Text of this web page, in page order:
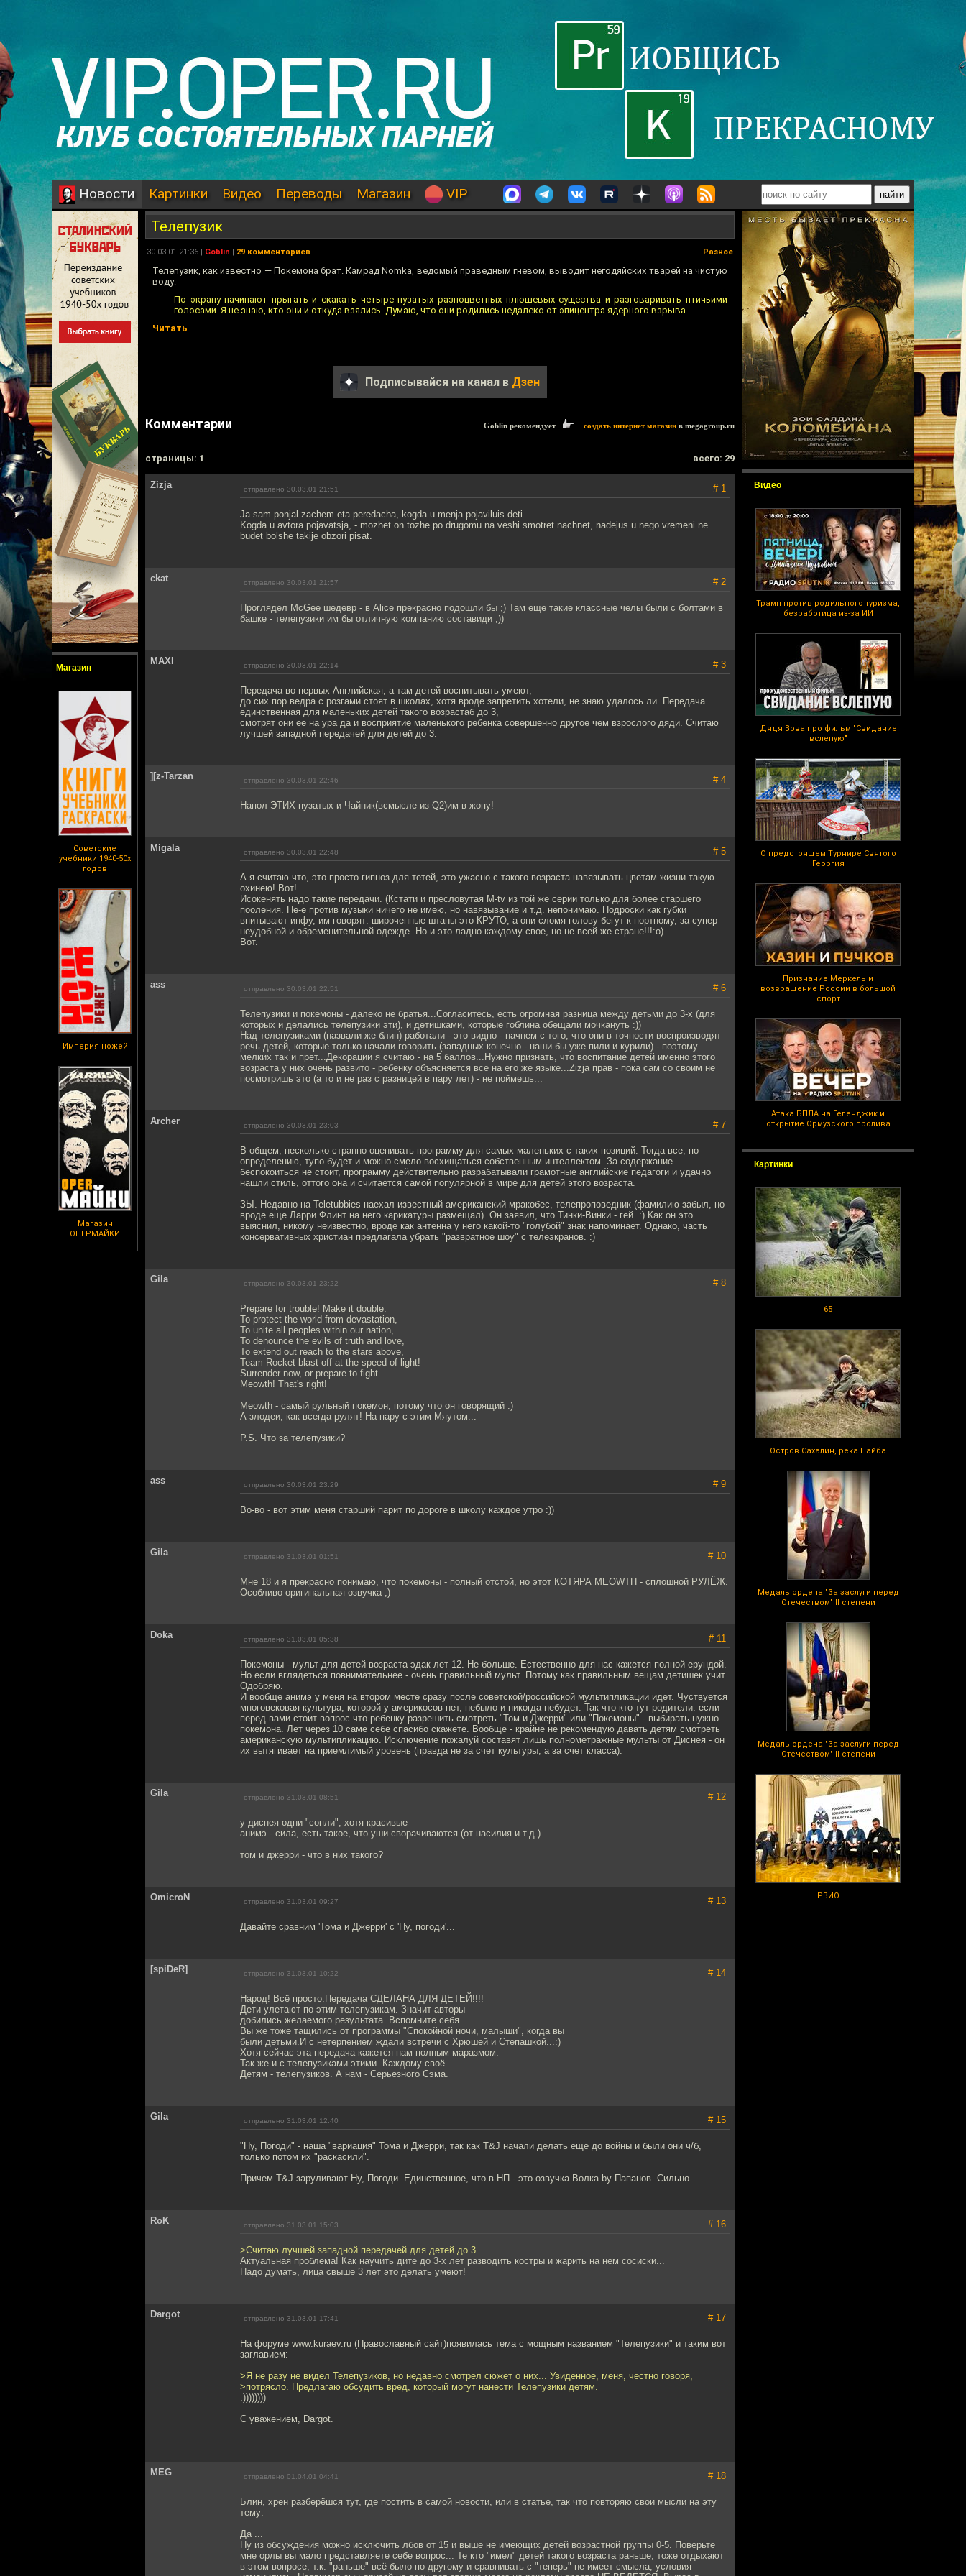
Новости Картинки Видео Переводы Магазин VIP
Магазин
Советские
учебники 1940-50х
годов
Империя ножей
Магазин
ОПЕРМАЙКИ
Видео
Трамп против родильного туризма,
безработица из-за ИИ
Дядя Вова про фильм "Свидание
вслепую"
О предстоящем Турнире Святого
Георгия
Признание Меркель и
возвращение России в большой
спорт
Атака БПЛА на Геленджик и
открытие Ормузского пролива
Картинки
65
Остров Сахалин, река Найба
Медаль ордена "За заслуги перед
Отечеством" II степени
Медаль ордена "За заслуги перед
Отечеством" II степени
РВИО
Телепузик
30.03.01 21:36 | Goblin | 29 комментариев Разное
Телепузик, как известно — Покемона брат. Камрад Nomka, ведомый праведным гневом, выводит негодяйских тварей на чистую
воду:
По экрану начинают прыгать и скакать четыре пузатых разноцветных плюшевых существа и разговаривать птичьими
голосами. Я не знаю, кто они и откуда взялись. Думаю, что они родились недалеко от эпицентра ядерного взрыва.
Читать
Подписывайся на канал в Дзен
Комментарии Goblin рекомендует создать интернет магазин в megagroup.ru
cтраницы: 1 всего: 29
Zizja отправлено 30.03.01 21:51 # 1
Ja sam ponjal zachem eta peredacha, kogda u menja pojaviluis deti.
Kogda u avtora pojavatsja, - mozhet on tozhe po drugomu na veshi smotret nachnet, nadejus u nego vremeni ne
budet bolshe takije obzori pisat.
ckat отправлено 30.03.01 21:57 # 2
Проглядел McGee шедевр - в Alice прекрасно подошли бы ;) Там еще такие классные челы были с болтами в
башке - телепузики им бы отличную компанию составиди ;))
MAXI отправлено 30.03.01 22:14 # 3
Передача во первых Английская, а там детей воспитывать умеют,
до сих пор ведра с розгами стоят в школах, хотя вроде запретить хотели, не знаю удалось ли. Передача
единственная для маленьких детей такого возрастаб до 3,
смотрят они ее на ура да и восприятие маленького ребенка совершенно другое чем взрослого дяди. Считаю
лучшей западной передачей для детей до 3.
][z-Tarzan отправлено 30.03.01 22:46 # 4
Напол ЭТИХ пузатых и Чайник(всмысле из Q2)им в жопу!
Migala отправлено 30.03.01 22:48 # 5
А я считаю что, это просто гипноз для тетей, это ужасно с такого возраста навязывать цветам жизни такую
охинею! Вот!
Исокенять надо такие передачи. (Кстати и пресловутая M-tv из той же серии только для более старшего
пооления. Не-е против музыки ничего не имею, но навязывание и т.д. непонимаю. Подроски как губки
впитывают инфу, им говорят: широченные штаны это КРУТО, а они сломя голову бегут к портному, за супер
неудобной и обременительной одежде. Но и это ладно каждому свое, но не всей же стране!!!:о)
Вот.
ass отправлено 30.03.01 22:51 # 6
Телепузики и покемоны - далеко не братья...Согласитесь, есть огромная разница между детьми до 3-х (для
которых и делались телепузики эти), и детишками, которые гоблина обещали мочкануть :))
Над телепузиками (назвали же блин) работали - это видно - начнем с того, что они в точности воспроизводят
речь детей, которые только начали говорить (западных конечно - наши бы уже пили и курили) - поэтому
мелких так и прет...Декорации я считаю - на 5 баллов...Нужно признать, что воспитание детей именно этого
возраста у них очень развито - ребенку объясняется все на его же языке...Zizja прав - пока сам со своим не
посмотришь это (а то и не раз с разницей в пару лет) - не поймешь...
Archer отправлено 30.03.01 23:03 # 7
В общем, несколько странно оценивать программу для самых маленьких с таких позиций. Тогда все, по
определению, тупо будет и можно смело восхищаться собственным интеллектом. За содержание
беспокоиться не стоит, программу действительно разрабатывали грамотные английские педагоги и удачно
нашли стиль, оттого она и считается самой популярной в мире для детей этого возраста.
ЗЫ. Недавно на Teletubbies наехал известный американский мракобес, телепроповедник (фамилию забыл, но
вроде еще Ларри Флинт на него карикатуры размещал). Он заявил, что Тинки-Винки - гей. :) Как он это
выяснил, никому неизвестно, вроде как антенна у него какой-то "голубой" знак напоминает. Однако, часть
консервативных христиан предлагала убрать "развратное шоу" с телеэкранов. :)
Gila отправлено 30.03.01 23:22 # 8
Prepare for trouble! Make it double.
To protect the world from devastation,
To unite all peoples within our nation,
To denounce the evils of truth and love,
To extend out reach to the stars above,
Team Rocket blast off at the speed of light!
Surrender now, or prepare to fight.
Meowth! That's right!
Meowth - самый рульный покемон, потому что он говорящий :)
А злодеи, как всегда рулят! На пару с этим Мяутом...
P.S. Что за телепузики?
ass отправлено 30.03.01 23:29 # 9
Во-во - вот этим меня старший парит по дороге в школу каждое утро :))
Gila отправлено 31.03.01 01:51 # 10
Мне 18 и я прекрасно понимаю, что покемоны - полный отстой, но этот КОТЯРА MEOWTH - сплошной РУЛЁЖ.
Особливо оригинальная озвучка ;)
Doka отправлено 31.03.01 05:38 # 11
Покемоны - мульт для детей возраста эдак лет 12. Не больше. Естественно для нас кажется полной ерундой.
Но если вглядеться повнимательнее - очень правильный мульт. Потому как правильным вещам детишек учит.
Одобряю.
И вообще анимэ у меня на втором месте сразу после советской/российской мультипликации идет. Чуствуется
многовековая культура, которой у америкосов нет, небыло и никогда небудет. Так что кто тут родители: если
перед вами стоит вопрос что ребенку разрешить смотреть "Том и Джерри" или "Покемоны" - выбирать нужно
покемона. Лет через 10 саме себе спасибо скажете. Вообще - крайне не рекомендую давать детям смотреть
американскую мультипликацию. Исключение пожалуй составят лишь полнометражные мульты от Диснея - он
их вытягивает на приемлимый уровень (правда не за счет культуры, а за счет класса).
Gila отправлено 31.03.01 08:51 # 12
у диснея одни "сопли", хотя красивые
анимэ - сила, есть такое, что уши сворачиваются (от насилия и т.д.)
том и джерри - что в них такого?
OmicroN отправлено 31.03.01 09:27 # 13
Давайте сравним 'Тома и Джерри' с 'Ну, погоди'...
[spiDeR] отправлено 31.03.01 10:22 # 14
Народ! Всё просто.Передача СДЕЛАНА ДЛЯ ДЕТЕЙ!!!!
Дети улетают по этим телепузикам. Значит авторы
добились желаемого результата. Вспомните себя.
Вы же тоже тащились от программы "Спокойной ночи, малыши", когда вы
были детьми.И с нетерпением ждали встречи с Хрюшей и Степашкой...:)
Хотя сейчас эта передача кажется нам полным маразмом.
Так же и с телепузиками этими. Каждому своё.
Детям - телепузиков. А нам - Серьезного Сэма.
Gila отправлено 31.03.01 12:40 # 15
"Ну, Погоди" - наша "вариация" Тома и Джерри, так как T&J начали делать еще до войны и были они ч/б,
только потом их "раскасили".
Причем T&J заруливают Ну, Погоди. Единственное, что в НП - это озвучка Волка by Папанов. Сильно.
RoK отправлено 31.03.01 15:03 # 16
>Считаю лучшей западной передачей для детей до 3.
Актуальная проблема! Как научить дите до 3-х лет разводить костры и жарить на нем сосиски...
Надо думать, лица свыше 3 лет это делать умеют!
Dargot отправлено 31.03.01 17:41 # 17
На форуме www.kuraev.ru (Православный сайт)появилась тема с мощным названием "Телепузики" и таким вот
заглавием:
>Я не разу не видел Телепузиков, но недавно смотрел сюжет о них... Увиденное, меня, честно говоря,
>потрясло. Предлагаю обсудить вред, который могут нанести Телепузики детям.
:))))))))
С уважением, Dargot.
MEG отправлено 01.04.01 04:41 # 18
Блин, хрен разберёшся тут, где постить в самой новости, или в статье, так что повторяю свои мысли на эту
тему:
Да ...
Ну из обсуждения можно исключить лбов от 15 и выше не имеющих детей возрастной группы 0-5. Поверьте
мне орлы вы мало представляете себе вопрос... Те кто "имел" детей такого возраста раньше, тоже отдыхают
в этом вопросе, т.к. "раньше" всё было по другому и сравнивать с "теперь" не имеет смысла, условия